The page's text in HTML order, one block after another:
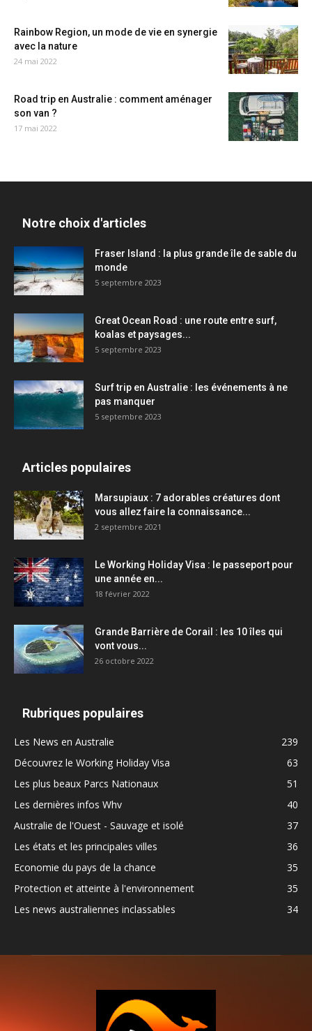
Rainbow Region, un mode de vie en synergie
avec la nature
24 mai 2022
Road trip en Australie : comment aménager
son van ?
17 mai 2022
Notre choix d'articles
Fraser Island : la plus grande île de sable du
monde
5 septembre 2023
Great Ocean Road : une route entre surf,
koalas et paysages...
5 septembre 2023
Surf trip en Australie : les événements à ne
pas manquer
5 septembre 2023
Articles populaires
Marsupiaux : 7 adorables créatures dont
vous allez faire la connaissance...
2 septembre 2021
Le Working Holiday Visa : le passeport pour
une année en...
18 février 2022
Grande Barrière de Corail : les 10 îles qui
vont vous...
26 octobre 2022
Rubriques populaires
Les News en Australie
239
Découvrez le Working Holiday Visa
63
Les plus beaux Parcs Nationaux
51
Les dernières infos Whv
40
Australie de l'Ouest - Sauvage et isolé
37
Les états et les principales villes
36
Economie du pays de la chance
35
Protection et atteinte à l'environnement
35
Les news australiennes inclassables
34